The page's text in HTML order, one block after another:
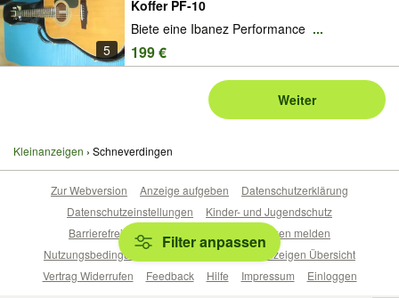
5
Koffer PF-10
Biete eine Ibanez Performance ...
199 €
Weiter
Kleinanzeigen Schneverdingen
Filter anpassen
Zur Webversion Anzeige aufgeben
Datenschutzerklärung
Datenschutzeinstellungen
Kinder- und Jugendschutz
Barrierefreiheitserklärung
Sicherheitslücken melden
Nutzungsbedingungen
Beliebte Suchen
Anzeigen Übersicht
Vertrag Widerrufen
Feedback Hilfe Impressum Einloggen